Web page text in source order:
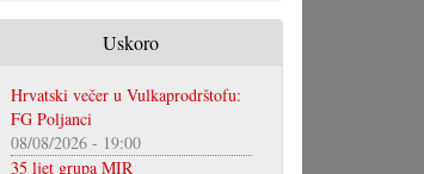
Uskoro
Hrvatski večer u Vulkaprodrštofu:
FG Poljanci
08/08/2026 - 19:00
35 ljet grupa MIR